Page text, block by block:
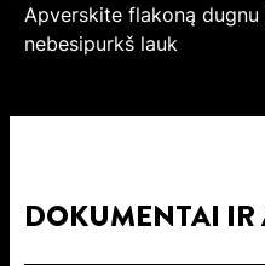
Apverskite flakoną
nebesipurkš lauk
DOKUMENTAI